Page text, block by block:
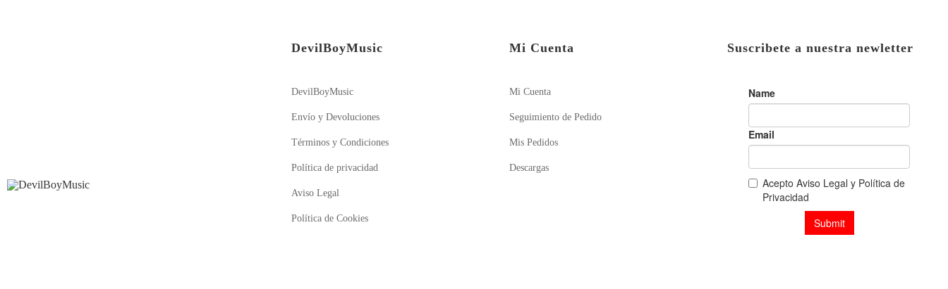
DevilBoyMusic
DevilBoyMusic
Envío y Devoluciones
Términos y Condiciones
Política de privacidad
Aviso Legal
Política de Cookies
Mi Cuenta
Mi Cuenta
Seguimiento de Pedido
Mis Pedidos
Descargas
Suscribete a nuestra newletter